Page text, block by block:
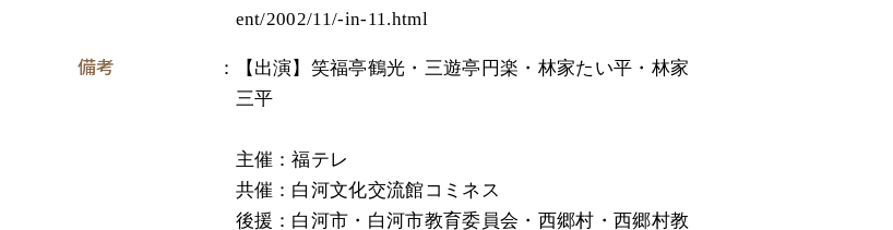
ent/2002/11/-in-11.html
備考
【出演】笑福亭鶴光・三遊亭円楽・林家たい平・林家
三平
主催：福テレ
共催：白河文化交流館コミネス
後援：白河市・白河市教育委員会・西郷村・西郷村教